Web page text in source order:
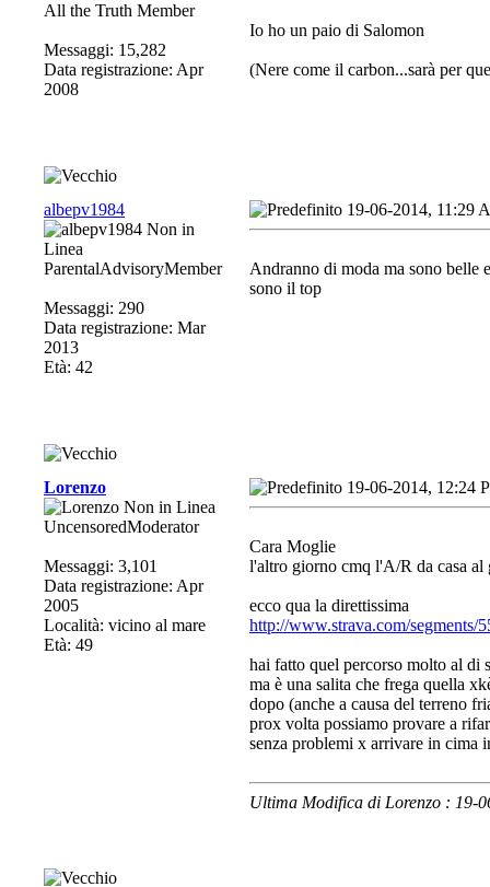
All the Truth Member
Messaggi: 15,282
Data registrazione: Apr
2008
Io ho un paio di Salomon
(Nere come il carbon...sarà per
albepv1984
ParentalAdvisoryMember
Messaggi: 290
Data registrazione: Mar
2013
Età: 42
19-06-2014, 11:29
Andranno di moda ma sono belle
sono il top
Lorenzo
UncensoredModerator
Messaggi: 3,101
Data registrazione: Apr
2005
Località: vicino al mare
Età: 49
19-06-2014, 12:24
Cara Moglie
l'altro giorno cmq l'A/R da casa al
ecco qua la direttissima
http://www.strava.com/segments/
hai fatto quel percorso molto al di
ma è una salita che frega quella
dopo (anche a causa del terreno
prox volta possiamo provare a
senza problemi x arrivare in cima
Ultima Modifica di Lorenzo : 19-